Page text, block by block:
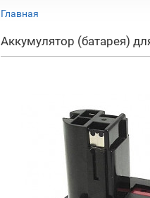
Главная
Аккумулятор (батарея)